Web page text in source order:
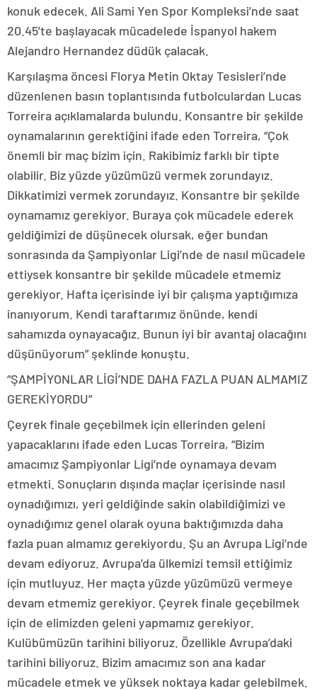
konuk edecek. Ali Sami Yen Spor Kompleksi’nde saat
20.45’te başlayacak mücadelede İspanyol hakem
Alejandro Hernandez düdük çalacak.
Karşılaşma öncesi Florya Metin Oktay Tesisleri’nde
düzenlenen basın toplantısında futbolculardan Lucas
Torreira açıklamalarda bulundu. Konsantre bir şekilde
oynamalarının gerektiğini ifade eden Torreira, “Çok
önemli bir maç bizim için. Rakibimiz farklı bir tipte
olabilir. Biz yüzde yüzümüzü vermek zorundayız.
Dikkatimizi vermek zorundayız. Konsantre bir şekilde
oynamamız gerekiyor. Buraya çok mücadele ederek
geldiğimizi de düşünecek olursak, eğer bundan
sonrasında da Şampiyonlar Ligi’nde de nasıl mücadele
ettiysek konsantre bir şekilde mücadele etmemiz
gerekiyor. Hafta içerisinde iyi bir çalışma yaptığımıza
inanıyorum. Kendi taraftarımız önünde, kendi
sahamızda oynayacağız. Bunun iyi bir avantaj olacağını
düşünüyorum” şeklinde konuştu.
“ŞAMPİYONLAR LİGİ’NDE DAHA FAZLA PUAN ALMAMIZ
GEREKİYORDU”
Çeyrek finale geçebilmek için ellerinden geleni
yapacaklarını ifade eden Lucas Torreira, “Bizim
amacımız Şampiyonlar Ligi’nde oynamaya devam
etmekti. Sonuçların dışında maçlar içerisinde nasıl
oynadığımızı, yeri geldiğinde sakin olabildiğimizi ve
oynadığımız genel olarak oyuna baktığımızda daha
fazla puan almamız gerekiyordu. Şu an Avrupa Ligi’nde
devam ediyoruz. Avrupa’da ülkemizi temsil ettiğimiz
için mutluyuz. Her maçta yüzde yüzümüzü vermeye
devam etmemiz gerekiyor. Çeyrek finale geçebilmek
için de elimizden geleni yapmamız gerekiyor.
Kulübümüzün tarihini biliyoruz. Özellikle Avrupa’daki
tarihini biliyoruz. Bizim amacımız son ana kadar
mücadele etmek ve yüksek noktaya kadar gelebilmek.